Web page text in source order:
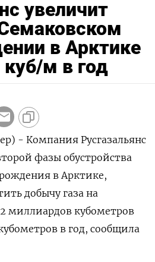
увеличит
в Арктике
м в год
- Компания Русгазальянс
фазы обустройства
​в Арктике,
⁠добычу ‌газа на
миллиардов кубометров
​в год, ‌сообщила